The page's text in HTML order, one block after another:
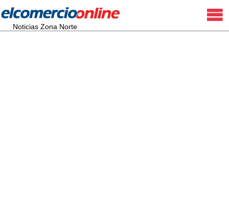
Noticias Zona Norte